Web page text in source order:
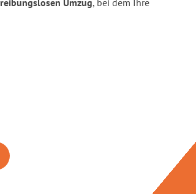
reibungslosen Umzug, bei dem Ihre